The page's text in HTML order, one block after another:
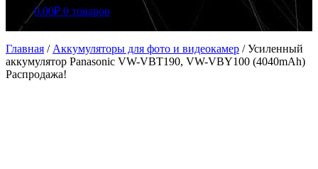
0.00₽ 0 товаров
Главная / Аккумуляторы для фото и видеокамер /Усиленный
аккумулятор Panasonic VW-VBT190, VW-VBY100 (4040mAh)
Распродажа!